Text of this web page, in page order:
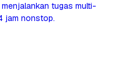
tugas multi-
jam nonstop.